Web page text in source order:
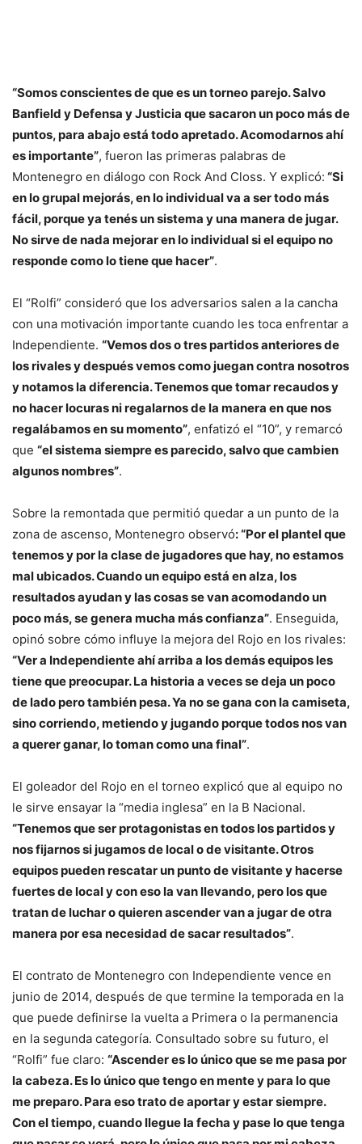
“Somos conscientes de que es un torneo parejo. Salvo
Banfield y Defensa y Justicia que sacaron un poco más de
puntos, para abajo está todo apretado. Acomodarnos ahí
es importante”, fueron las primeras palabras de
Montenegro en diálogo con Rock And Closs. Y explicó: “Si
en lo grupal mejorás, en lo individual va a ser todo más
fácil, porque ya tenés un sistema y una manera de jugar.
No sirve de nada mejorar en lo individual si el equipo no
responde como lo tiene que hacer”.
El “Rolfi” consideró que los adversarios salen a la cancha
con una motivación importante cuando les toca enfrentar a
Independiente. “Vemos dos o tres partidos anteriores de
los rivales y después vemos como juegan contra nosotros
y notamos la diferencia. Tenemos que tomar recaudos y
no hacer locuras ni regalarnos de la manera en que nos
regalábamos en su momento”, enfatizó el “10”, y remarcó
que “el sistema siempre es parecido, salvo que cambien
algunos nombres”.
Sobre la remontada que permitió quedar a un punto de la
zona de ascenso, Montenegro observó: “Por el plantel que
tenemos y por la clase de jugadores que hay, no estamos
mal ubicados. Cuando un equipo está en alza, los
resultados ayudan y las cosas se van acomodando un
poco más, se genera mucha más confianza”. Enseguida,
opinó sobre cómo influye la mejora del Rojo en los rivales:
“Ver a Independiente ahí arriba a los demás equipos les
tiene que preocupar. La historia a veces se deja un poco
de lado pero también pesa. Ya no se gana con la camiseta,
sino corriendo, metiendo y jugando porque todos nos van
a querer ganar, lo toman como una final”.
El goleador del Rojo en el torneo explicó que al equipo no
le sirve ensayar la “media inglesa” en la B Nacional.
“Tenemos que ser protagonistas en todos los partidos y
nos fijarnos si jugamos de local o de visitante. Otros
equipos pueden rescatar un punto de visitante y hacerse
fuertes de local y con eso la van llevando, pero los que
tratan de luchar o quieren ascender van a jugar de otra
manera por esa necesidad de sacar resultados”.
El contrato de Montenegro con Independiente vence en
junio de 2014, después de que termine la temporada en la
que puede definirse la vuelta a Primera o la permanencia
en la segunda categoría. Consultado sobre su futuro, el
“Rolfi” fue claro: “Ascender es lo único que se me pasa por
la cabeza. Es lo único que tengo en mente y para lo que
me preparo. Para eso trato de aportar y estar siempre.
Con el tiempo, cuando llegue la fecha y pase lo que tenga